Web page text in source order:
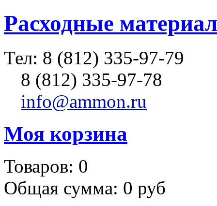
Расходные
Тел: 8 (812) 335-97-79
8 (812) 335-97-78
info@ammon.ru
Моя корзина
Товаров: 0
Общая сумма: 0 руб